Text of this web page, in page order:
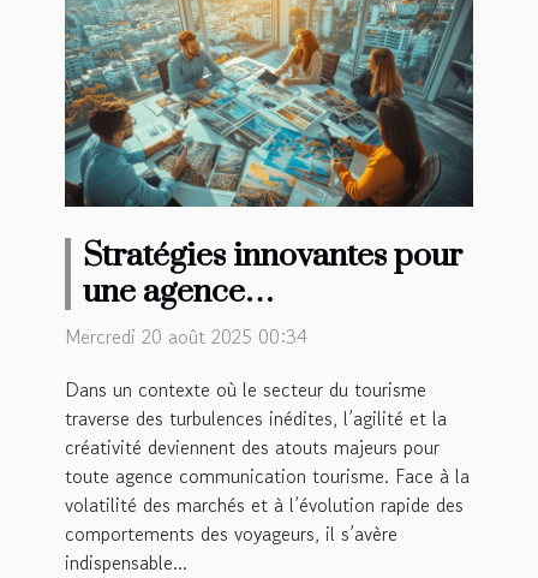
Stratégies innovantes pour
une agence
communication tourisme
Mercredi 20 août 2025 00:34
Dans un contexte où le secteur du tourisme
traverse des turbulences inédites, l’agilité et la
créativité deviennent des atouts majeurs pour
toute agence communication tourisme. Face à la
volatilité des marchés et à l’évolution rapide des
comportements des voyageurs, il s’avère
indispensable...